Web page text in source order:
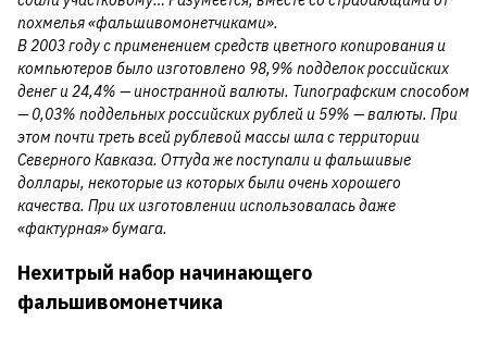
похмелья «фальшивомонетчиками».
В 2003 году с применением средств цветного копирования и
компьютеров было изготовлено 98,9% подделок российских
денег и 24,4% — иностранной валюты. Типографским способом
— 0,03% поддельных российских рублей и 59% — валюты. При
этом почти треть всей рублевой массы шла с территории
Северного Кавказа. Оттуда же поступали и фальшивые
доллары, некоторые из которых были очень хорошего
качества. При их изготовлении использовалась даже
«фактурная» бумага.
Нехитрый набор начинающего
фальшивомонетчика